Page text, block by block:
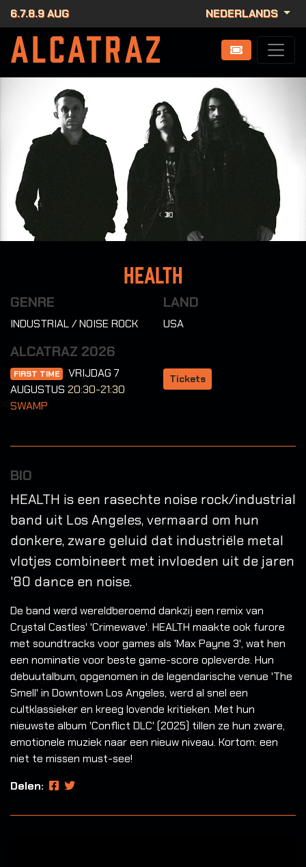
6.7.8.9 AUG NEDERLANDS
Health
GENRE
INDUSTRIAL / NOISE ROCK
LAND
USA
ALCATRAZ 2026
FIRST TIME
VRIJDAG 7
AUGUSTUS 20:30-21:30
SWAMP
Tickets
BIO
HEALTH is een rasechte noise rock/industrial
band uit Los Angeles, vermaard om hun
donkere, zware geluid dat industriële metal
vlotjes combineert met invloeden uit de jaren
'80 dance en noise.
De band werd wereldberoemd dankzij een remix van
Crystal Castles' 'Crimewave'. HEALTH maakte ook furore
met soundtracks voor games als 'Max Payne 3', wat hen
een nominatie voor beste game-score opleverde. Hun
debuutalbum, opgenomen in de legendarische venue 'The
Smell' in Downtown Los Angeles, werd al snel een
cultklassieker en kreeg lovende kritieken. Met hun
nieuwste album 'Conflict DLC' (2025) tillen ze hun zware,
emotionele muziek naar een nieuw niveau. Kortom: een
niet te missen must-see!
Delen: